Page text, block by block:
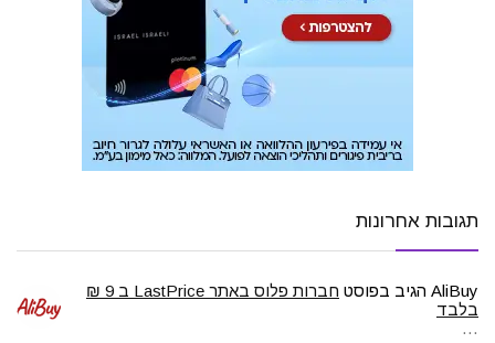
תגובות אחרונות
AliBuy הגיב בפוסט
חברות פלוס באתר LastPrice ב 9 ₪
בלבד
…